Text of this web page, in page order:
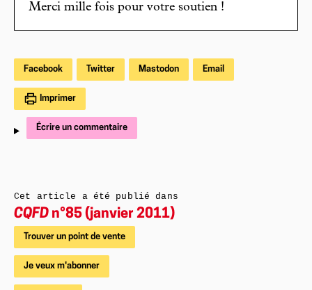
Merci mille fois pour votre soutien !
Facebook Twitter Mastodon Email
Imprimer
Écrire un commentaire
Cet article a été publié dans
CQFD n°85 (janvier 2011)
Trouver un point de vente
Je veux m'abonner